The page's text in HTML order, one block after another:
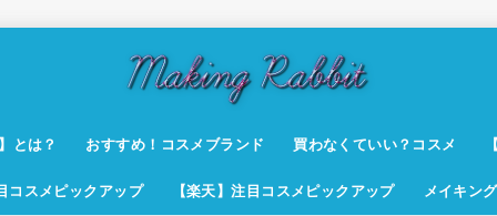
とは？ おすすめ！コスメブランド 買わなくていい？コスメ
コスメピックアップ 【楽天】注目コスメピックアップ メイキン